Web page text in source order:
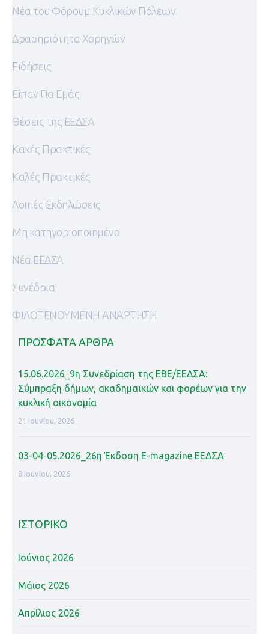
Nέα του Φόρουμ Κυκλικών Πόλεων
Δρασηριότητα Χορηγών
Ειδήσεις
Είπαν Για Εμάς
Θέσεις της ΕΕΔΣΑ
Κακές Πρακτικές
Καλές Πρακτικές
Λοιπές Εκδηλώσεις
Μη κατηγοριοποιημένο
Νέα ΕΕΔΣΑ
Συνέδρια
ΦΙΛΟΞΕΝΟΥΜΕΝΗ ΑΝΑΡΤΗΣΗ
ΠΡΌΣΦΑΤΑ ΆΡΘΡΑ
15.06.2026_9η Συνεδρίαση της ΕΒΕ/ΕΕΔΣΑ:
Σύμπραξη δήμων, ακαδημαϊκών και φορέων για την
κυκλική οικονομία
21 Ιουνίου, 2026
03-04-05.2026_26η Έκδοση Ε-magazine ΕΕΔΣΑ
8 Ιουνίου, 2026
ΙΣΤΟΡΙΚΌ
Ιούνιος 2026
Μάιος 2026
Απρίλιος 2026